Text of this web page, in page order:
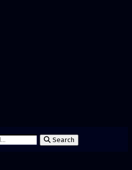
Search